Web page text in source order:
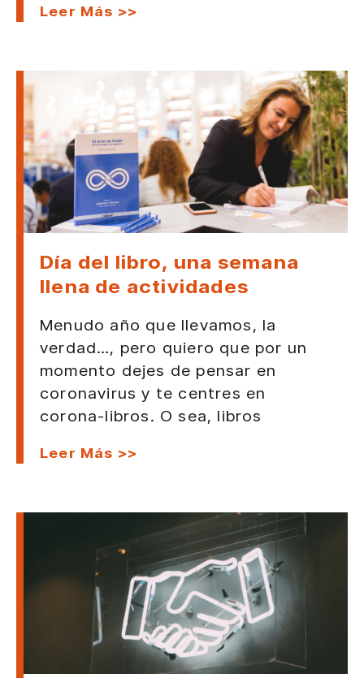
Leer Más >>
Día del libro, una semana
llena de actividades
Menudo año que llevamos, la
verdad…, pero quiero que por un
momento dejes de pensar en
coronavirus y te centres en
corona-libros. O sea, libros
Leer Más >>